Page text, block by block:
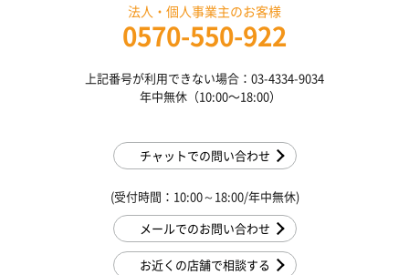
法人・個人事業主のお客様
0570-550-922
上記番号が利用できない場合：03-4334-9034
年中無休（10:00〜18:00）
チャットでの問い合わせ
(受付時間：10:00～18:00/年中無休)
メールでのお問い合わせ
お近くの店舗で相談する